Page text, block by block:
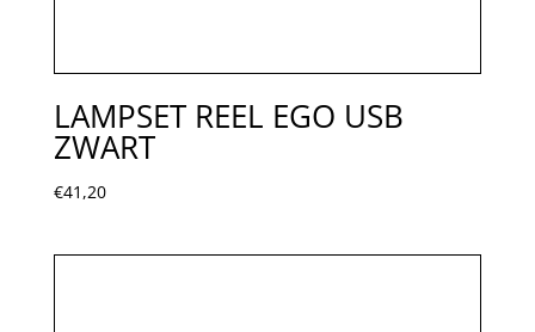
LAMPSET REEL EGO USB
ZWART
€41,20